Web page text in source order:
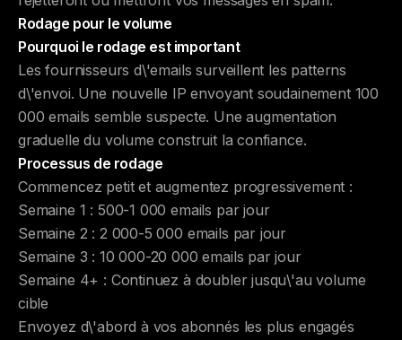
Rodage pour le volume
Pourquoi le rodage est important
Les fournisseurs d\'emails surveillent les patterns
d\'envoi. Une nouvelle IP envoyant soudainement 100
000 emails semble suspecte. Une augmentation
graduelle du volume construit la confiance.
Processus de rodage
Commencez petit et augmentez progressivement :
Semaine 1 : 500-1 000 emails par jour
Semaine 2 : 2 000-5 000 emails par jour
Semaine 3 : 10 000-20 000 emails par jour
Semaine 4+ : Continuez à doubler jusqu\'au volume
cible
Envoyez d\'abord à vos abonnés les plus engagés